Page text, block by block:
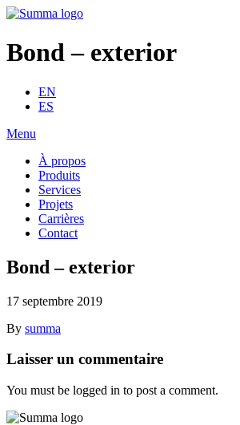
Bond – exterior
EN
ES
Menu
À propos
Produits
Services
Projets
Carrières
Contact
Bond – exterior
17 septembre 2019
By summa
Laisser un commentaire
You must be logged in to post a comment.